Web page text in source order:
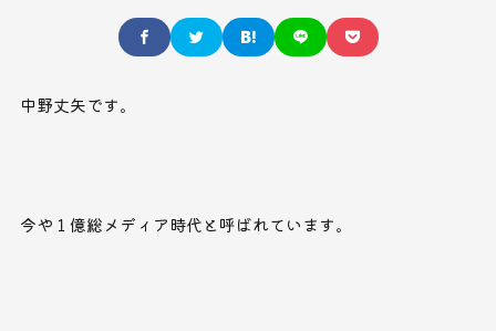
中野丈矢です。
今や１億総メディア時代と呼ばれています。